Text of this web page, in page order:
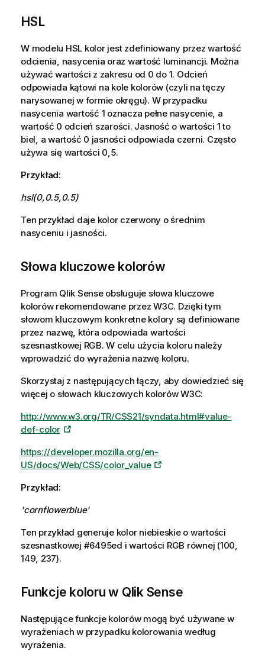
HSL
W modelu HSL kolor jest zdefiniowany przez wartość
odcienia, nasycenia oraz wartość luminancji. Można
używać wartości z zakresu od 0 do 1. Odcień
odpowiada kątowi na kole kolorów (czyli na tęczy
narysowanej w formie okręgu). W przypadku
nasycenia wartość 1 oznacza pełne nasycenie, a
wartość 0 odcień szarości. Jasność o wartości 1 to
biel, a wartość 0 jasności odpowiada czerni. Często
używa się wartości 0,5.
Przykład:
hsl(0,0.5,0.5)
Ten przykład daje kolor czerwony o średnim
nasyceniu i jasności.
Słowa kluczowe kolorów
Program Qlik Senseobsługuje słowa kluczowe
kolorów rekomendowane przez W3C. Dzięki tym
słowom kluczowym konkretne kolory są definiowane
przez nazwę, która odpowiada wartości
szesnastkowej RGB. W celu użycia koloru należy
wprowadzić do wyrażenia nazwę koloru.
Skorzystaj z następujących łączy, aby dowiedzieć się
więcej o słowach kluczowych kolorówW3C:
http://www.w3.org/TR/CSS21/syndata.html#value-
def-color
https://developer.mozilla.org/en-
US/docs/Web/CSS/color_value
Przykład:
'cornflowerblue'
Ten przykład generuje kolor niebieskie o wartości
szesnastkowej #6495ed i wartości RGB równej (100,
149, 237).
Funkcje koloru w Qlik Sense
Następujące funkcje kolorów mogą być używane w
wyrażeniach w przypadku kolorowania według
wyrażenia.